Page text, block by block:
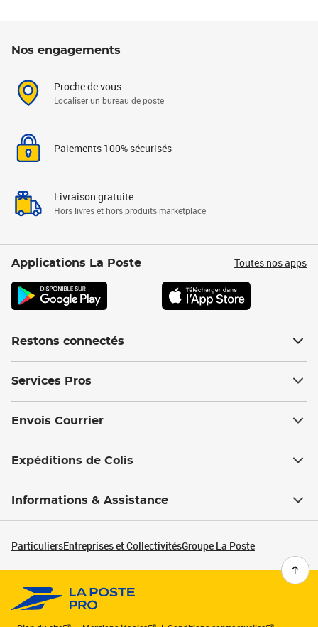
Nos engagements
Proche de vous
Localiser un bureau de poste
Paiements 100% sécurisés
Livraison gratuite
Hors livres et hors produits marketplace
Applications La Poste Toutes nos apps
Restons connectés
Services Pros
Envois Courrier
Expéditions de Colis
Informations & Assistance
ParticuliersEntreprises et CollectivitésGroupe La Poste